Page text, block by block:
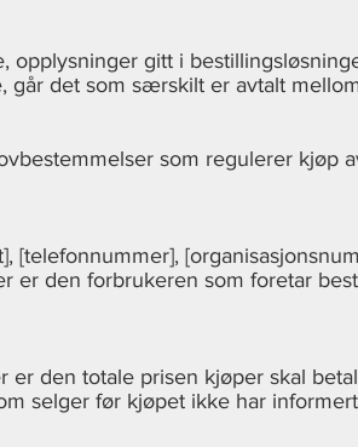
opplysninger gitt i
det som særskilt er avtalt
som regulerer kjøp
[telefonnummer],
er den forbrukeren som foretar
den totale prisen kjøper skal
selger før kjøpet ikke har